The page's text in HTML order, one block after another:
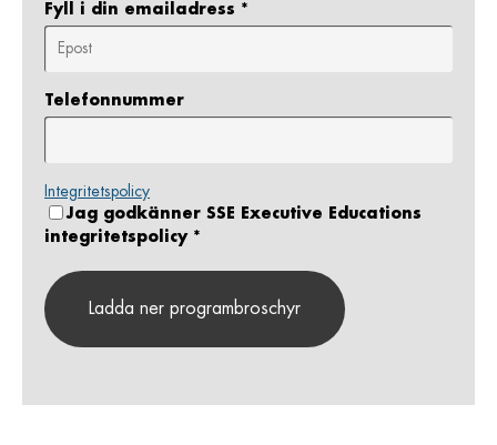
Fyll i din emailadress *
Telefonnummer
Integritetspolicy
Jag godkänner SSE Executive Educations
integritetspolicy *